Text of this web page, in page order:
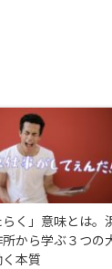
らく」意味とは。
所から学ぶ３つの
本質